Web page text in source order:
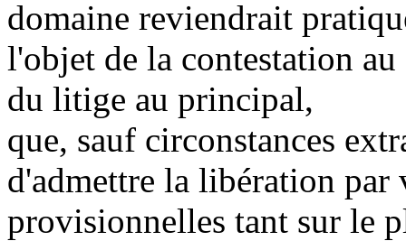
domaine reviendrait
l'objet de la contestation
du litige au principal,
que, sauf circonstances
d'admettre la libération par
provisionnelles tant sur le